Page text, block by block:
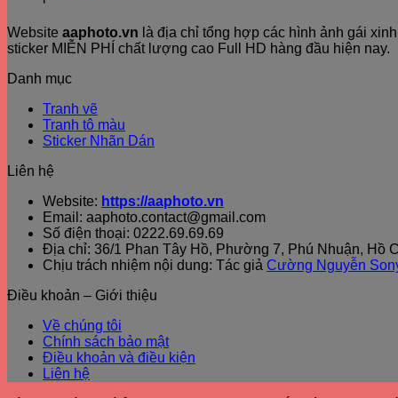
Website aaphoto.vn là địa chỉ tổng hợp các hình ảnh gái
sticker MIỄN PHÍ chất lượng cao Full HD hàng đầu hiện nay.
Danh mục
Tranh vẽ
Tranh tô màu
Sticker Nhãn Dán
Liên hệ
Website: https://aaphoto.vn
Email: aaphoto.contact@gmail.com
Số điện thoại: 0222.69.69.69
Địa chỉ: 36/1 Phan Tây Hồ, Phường 7, Phú Nhuận, Hồ
Chịu trách nhiệm nội dung: Tác giả Cường Nguyễn
Điều khoản – Giới thiệu
Về chúng tôi
Chính sách bảo mật
Điều khoản và điều kiện
Liên hệ